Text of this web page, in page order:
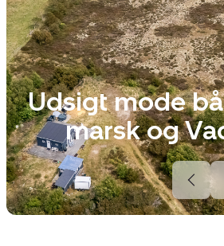
Udsigt mode
marsk og